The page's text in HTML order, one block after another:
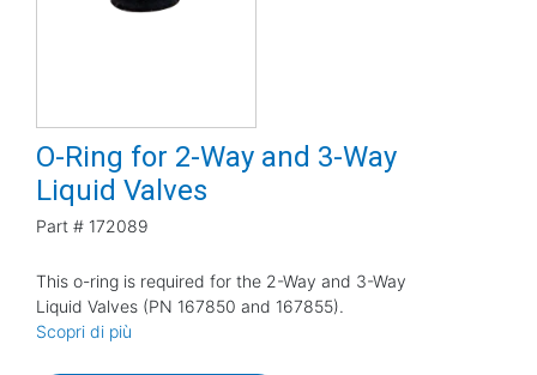
O-Ring for 2-Way and 3-Way
Liquid Valves
Part # 172089
This o-ring is required for the 2-Way and 3-Way
Liquid Valves (PN 167850 and 167855).
Scopri di più